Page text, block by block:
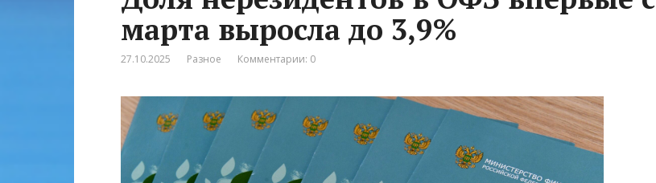
марта выросла до 3,9%
27.10.2025 Разное Комментарии: 0